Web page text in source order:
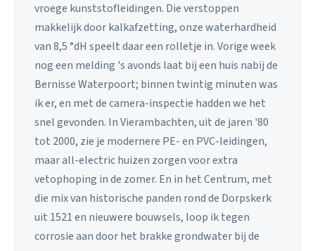
vroege kunststofleidingen. Die verstoppen
makkelijk door kalkafzetting, onze waterhardheid
van 8,5 °dH speelt daar een rolletje in. Vorige week
nog een melding 's avonds laat bij een huis nabij de
Bernisse Waterpoort; binnen twintig minuten was
ik er, en met de camera-inspectie hadden we het
snel gevonden. In Vierambachten, uit de jaren '80
tot 2000, zie je modernere PE- en PVC-leidingen,
maar all-electric huizen zorgen voor extra
vetophoping in de zomer. En in het Centrum, met
die mix van historische panden rond de Dorpskerk
uit 1521 en nieuwere bouwsels, loop ik tegen
corrosie aan door het brakke grondwater bij de